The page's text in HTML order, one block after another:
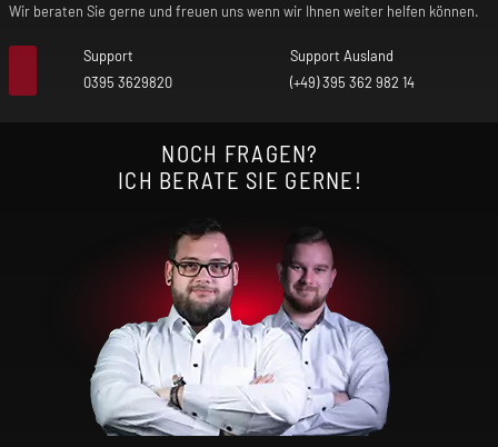
Wir beraten Sie gerne und freuen uns wenn wir Ihnen weiter helfen können.
Support
0395 3629820
Support Ausland
(+49) 395 362 982 14
NOCH FRAGEN?
ICH BERATE SIE GERNE!